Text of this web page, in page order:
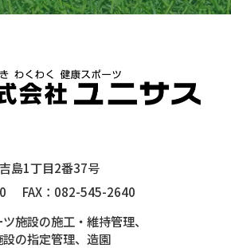
島1丁目2番37号
FAX： 082-545-2640
施設の施工・維持管理、
の指定管理、 造園